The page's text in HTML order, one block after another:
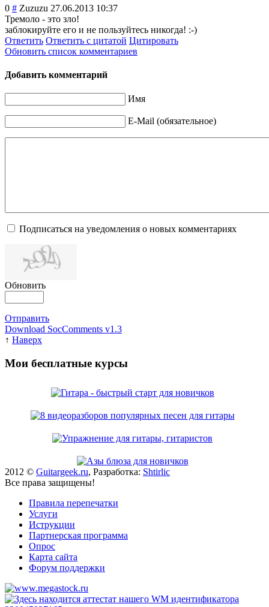
0 # Zuzuzu 27.06.2013 10:37
Тремоло - это зло!
заблокируйте его и не пользуйтесь никогда! :-)
Ответить Ответить с цитатой Цитировать
Обновить список комментариев
Добавить комментарий
Имя
E-Mail (обязательное)
Подписаться на уведомления о новых комментариях
Обновить
Отправить
Download SocComments v1.3
↑ Наверх
Мои бесплатные курсы
2012 © Guitargeek.ru, Разработка: Shtirlic
Все права защищены!
Правила перепечатки
Услуги
Иструкции
Партнерская программа
Опрос
Карта сайта
Форум поддержки